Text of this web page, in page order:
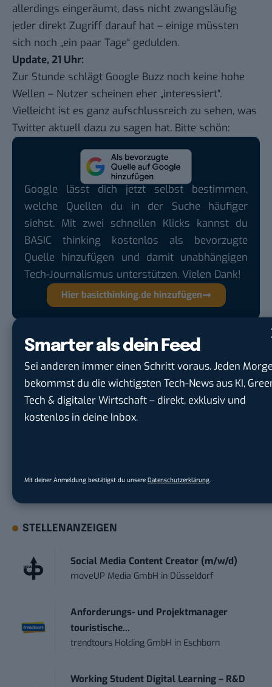
Smarter als dein Feed
Sei anderen immer einen Schritt voraus. Jeden
bekommst du die wichtigsten Tech-News aus KI,
Tech & digitaler Wirtschaft – direkt, exklusiv und
kostenlos in deine Inbox.
Mit deiner Anmeldung bestätigst du unsere Datenschutzerklärung.
allerdings eingeräumt, dass nicht zwangsläufig
jeder direkt Zugriff darauf hat – einige müssten
sich noch „ein paar Tage“ gedulden.
Update, 21 Uhr:
Zur Stunde schlägt Google Buzz noch keine hohe
Wellen – Nutzer scheinen eher „interessiert“.
Vielleicht ist es ganz aufschlussreich zu sehen, was
Twitter aktuell dazu zu sagen hat. Bitte schön:
Google lässt dich jetzt selbst bestimmen,
welche Quellen du in der Suche häufiger
siehst. Mit zwei schnellen Klicks kannst du
BASIC thinking kostenlos als bevorzugte
Quelle hinzufügen und damit unabhängigen
Tech-Journalismus unterstützen. Vielen Dank!
Hier basicthinking.de hinzufügen
Du möchtest nicht abgehängt werden , wenn es um
KI, Green Tech und die Tech-Themen von Morgen
geht? Über 12.000 smarte Leser bekommen jeden
damit ihren Vorsprung.Hier kannst du dich
kostenlos anmelden.
STELLENANZEIGEN
Social Media Content Creator (m/w/d)
moveUP Media GmbH in Düsseldorf
Anforderungs- und Projektmanager
touristische...
trendtours Holding GmbH in Eschborn
Working Student Digital Learning – R&D